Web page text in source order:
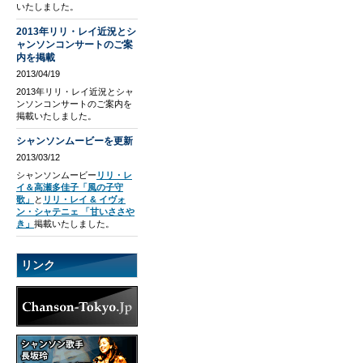
いたしました。
2013年リリ・レイ近況とシ
ャンソンコンサートのご案
内を掲載
2013/04/19
2013年リリ・レイ近況とシャ
ンソンコンサートのご案内を
掲載いたしました。
シャンソンムービーを更新
2013/03/12
シャンソンムービー リリ・レ
イ＆高瀬多佳子「風の子守
歌」
と リリ・レイ & イヴォ
ン・シャテニェ 「甘いささや
き」 掲載いたしました。
リンク